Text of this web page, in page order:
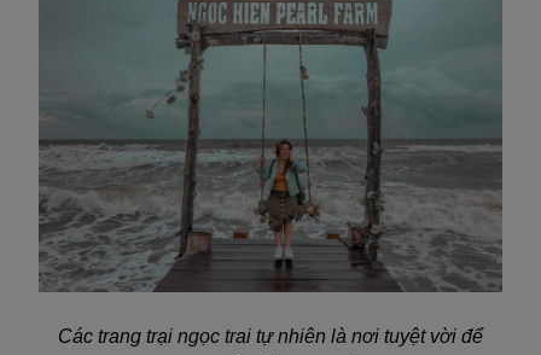
Các trang trại ngọc trai tự nhiên là nơi tuyệt vời để